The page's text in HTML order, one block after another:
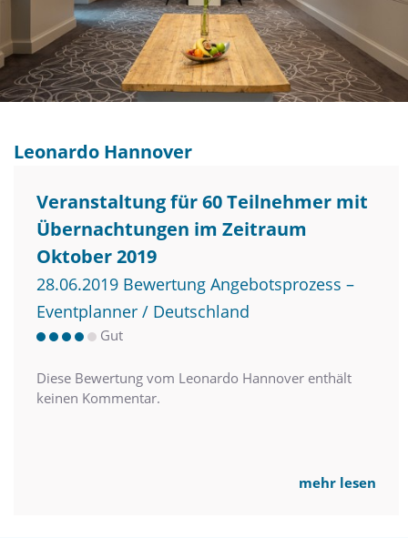
Leonardo Hannover
Veranstaltung für 60 Teilnehmer mit
Übernachtungen im Zeitraum
Oktober 2019
28.06.2019 Bewertung Angebotsprozess –
Eventplanner / Deutschland
Gut
Diese Bewertung vom Leonardo Hannover enthält
keinen Kommentar.
mehr lesen